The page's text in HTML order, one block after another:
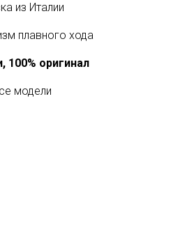
из Италии
плавного хода
100% оригинал
модели